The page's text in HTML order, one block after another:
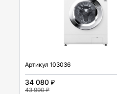
Артикул 103036
34 080 ₽
43 990 ₽